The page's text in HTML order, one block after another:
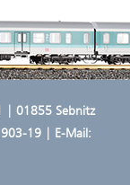
| 01855 Sebnitz
19 | E-Mail: